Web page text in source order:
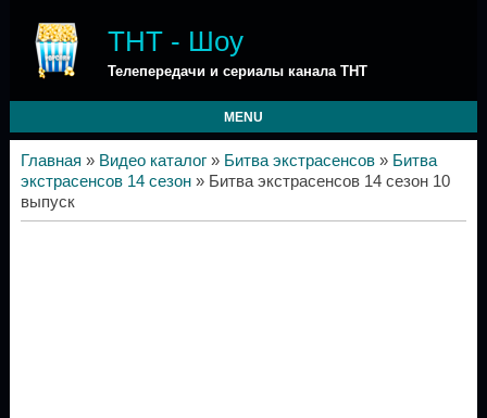
ТНТ - Шоу
Телепередачи и сериалы канала ТНТ
MENU
Главная » Видео каталог» Битва экстрасенсов» Битва
экстрасенсов 14 сезон» Битва экстрасенсов 14 сезон 10
выпуск